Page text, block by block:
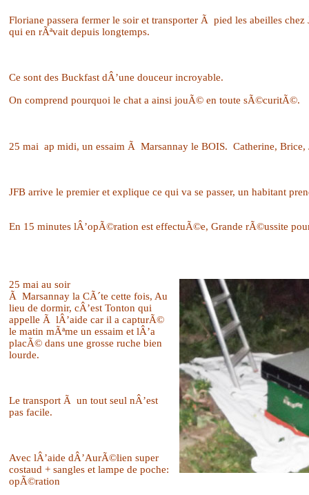
Floriane passera fermer le soir et transporter Ã pied les abeilles chez
qui en rÃªvait depuis longtemps.
Ce sont des Buckfast dÂ’une douceur incroyable.
On comprend pourquoi le chat a ainsi jouÃ© en toute sÃ©curitÃ©.
25 mai ap midi, un essaim Ã Marsannay le BOIS. Catherine, Brice,
JFB arrive le premier et explique ce qui va se passer, un habitant
En 15 minutes lÂ’opÃ©ration est effectuÃ©e, Grande rÃ©ussite
25 mai au soir
Ã Marsannay la CÃ´te cette fois, Au
lieu de dormir, cÂ’est Tonton qui
appelle Ã lÂ’aide car il a capturÃ©
le matin mÃªme un essaim et lÂ’a
placÃ© dans une grosse ruche bien
lourde.
Le transport Ã un tout seul nÂ’est
pas facile.
Avec lÂ’aide dÂ’AurÃ©lien super
costaud + sangles et lampe de poche:
opÃ©ration